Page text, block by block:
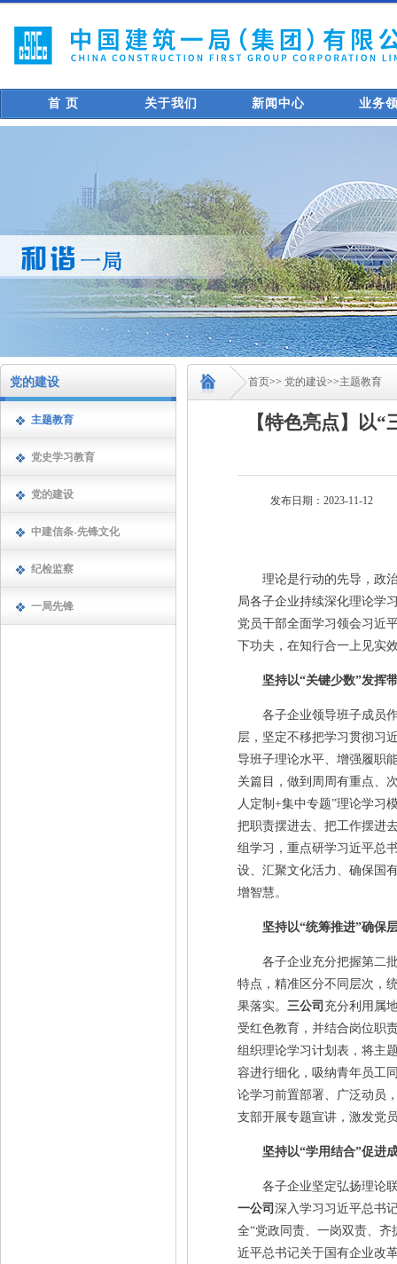
首 页 关于我们 新闻中心 业务
党的建设
主题教育
党史学习教育
党的建设
中建信条-先锋文化
纪检监察
一局先锋
首页>> 党的建设>>主题教育
【特色亮点】以
发布日期：2023-11-12
理论是行动的先导，政治
局各子企业持续深化理论学
党员干部全面学习领会习近
下功夫，在知行合一上见实
坚持以“关键少数”发挥
各子企业领导班子成员作
层，坚定不移把学习贯彻习
导班子理论水平、增强履职
关篇目，做到周周有重点、
人定制+集中专题”理论学习
把职责摆进去、把工作摆进
组学习，重点研学习近平总
设、汇聚文化活力、确保国
增智慧。
坚持以“统筹推进”确保
各子企业充分把握第二批
特点，精准区分不同层次，
果落实。 三公司 充分利用属
受红色教育，并结合岗位职
组织理论学习计划表，将主
容进行细化，吸纳青年员工
论学习前置部署、广泛动员
支部开展专题宣讲，激发党
坚持以“学用结合”促进
各子企业坚定弘扬理论联
一公司 深入学习习近平总书
全“党政同责、一岗双责、
近平总书记关于国有企业改